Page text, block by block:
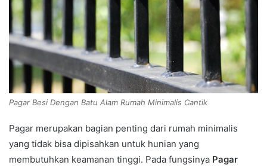
Pagar Besi Dengan Batu Alam Rumah Minimalis Cantik
Pagar merupakan bagian penting dari rumah minimalis
yang tidak bisa dipisahkan untuk hunian yang
membutuhkan keamanan tinggi. Pada fungsinya Pagar